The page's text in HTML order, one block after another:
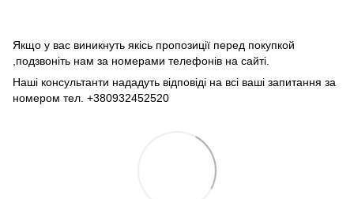
Якщо у вас виникнуть якісь пропозиції перед покупкой
,подзвоніть нам за номерами телефонів на сайті.
Наші консультанти нададуть відповіді на всі ваші запитання за
номером тел. +380932452520